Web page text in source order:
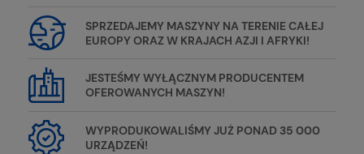
SPRZEDAJEMY MASZYNY NA TERENIE CAŁEJ
EUROPY ORAZ W KRAJACH AZJI I AFRYKI!
JESTEŚMY WYŁĄCZNYM PRODUCENTEM
OFEROWANYCH MASZYN!
WYPRODUKOWALIŚMY JUŻ PONAD 35 000
URZĄDZEŃ!